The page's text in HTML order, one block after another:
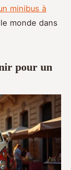
minibus à
monde dans
pour un